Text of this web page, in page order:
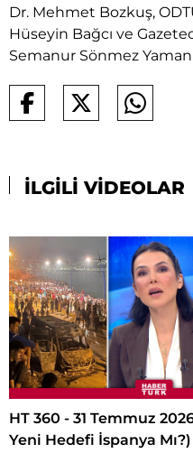
Dr. Mehmet Bozkuş,
Hüseyin Bağcı ve
Semanur Sönmez Yaman
İLGİLİ VİDEOLAR
HT 360 - 31 Temmuz
Yeni Hedefi İspanya Mı?)